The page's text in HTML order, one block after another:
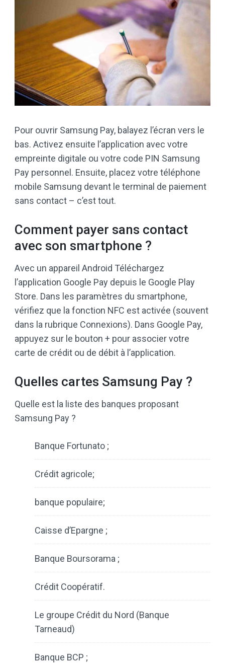
Pour ouvrir Samsung Pay, balayez l’écran vers le
bas. Activez ensuite l’application avec votre
empreinte digitale ou votre code PIN Samsung
Pay personnel. Ensuite, placez votre téléphone
mobile Samsung devant le terminal de paiement
sans contact – c’est tout.
Comment payer sans contact
avec son smartphone ?
Avec un appareil Android Téléchargez
l’application Google Pay depuis le Google Play
Store. Dans les paramètres du smartphone,
vérifiez que la fonction NFC est activée (souvent
dans la rubrique Connexions). Dans Google Pay,
appuyez sur le bouton + pour associer votre
carte de crédit ou de débit à l’application.
Quelles cartes Samsung Pay ?
Quelle est la liste des banques proposant
Samsung Pay ?
Banque Fortunato ;
Crédit agricole;
banque populaire;
Caisse d’Epargne ;
Banque Boursorama ;
Crédit Coopératif.
Le groupe Crédit du Nord (Banque
Tarneaud)
Banque BCP ;